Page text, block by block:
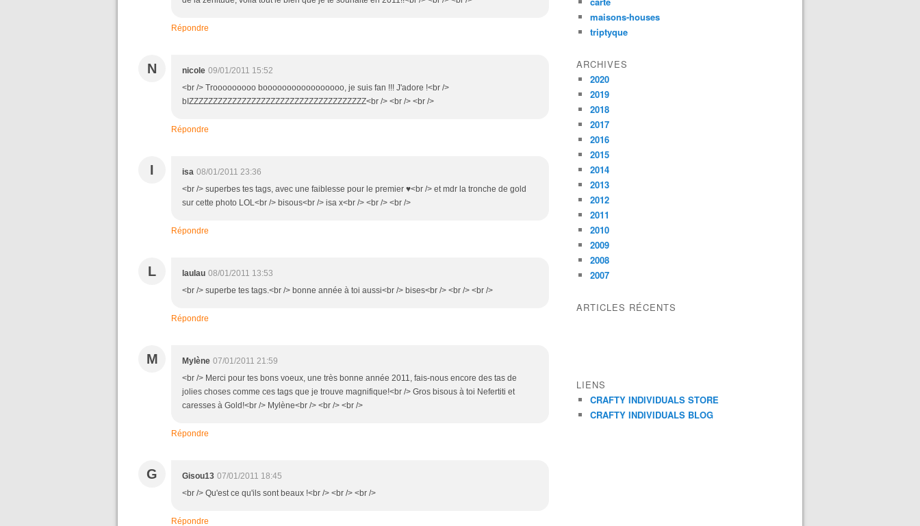
Répondre
N nicole 09/01/2011 15:52
<br /> Trooooooooo booooooooooooooooo, je suis fan !!! J'adore !<br />
bIZZZZZZZZZZZZZZZZZZZZZZZZZZZZZZZZZZZZZ<br /> <br /> <br />
Répondre
I isa 08/01/2011 23:36
<br /> superbes tes tags, avec une faiblesse pour le premier ♥<br /> et mdr la tronche de gold
sur cette photo LOL<br /> bisous<br /> isa x<br /> <br /> <br />
Répondre
L laulau 08/01/2011 13:53
<br /> superbe tes tags.<br /> bonne année à toi aussi<br /> bises<br /> <br /> <br />
Répondre
M Mylène 07/01/2011 21:59
<br /> Merci pour tes bons voeux, une très bonne année 2011, fais-nous encore des tas de
jolies choses comme ces tags que je trouve magnifique!<br /> Gros bisous à toi Nefertiti et
caresses à Gold!<br /> Mylène<br /> <br /> <br />
Répondre
G Gisou13 07/01/2011 18:45
<br /> Qu'est ce qu'ils sont beaux !<br /> <br /> <br />
Répondre
maisons-houses
triptyque
ARCHIVES
2020
2019
2018
2017
2016
2015
2014
2013
2012
2011
2010
2009
2008
2007
ARTICLES RÉCENTS
LIENS
CRAFTY INDIVIDUALS STORE
CRAFTY INDIVIDUALS BLOG